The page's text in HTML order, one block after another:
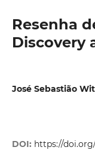
Resenha
Discovery
José Sebastião
DOI: https://doi.org/